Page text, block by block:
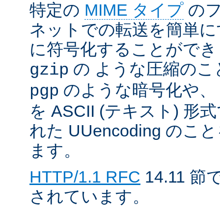
特定の MIME タイプ の
ネットでの転送を簡単
に符号化することがで
gzip の ような圧縮の
pgp のような暗号化や
を ASCII (テキスト) 形
れた UUencoding のこ
ます。
HTTP/1.1 RFC 14.11 節
されています。